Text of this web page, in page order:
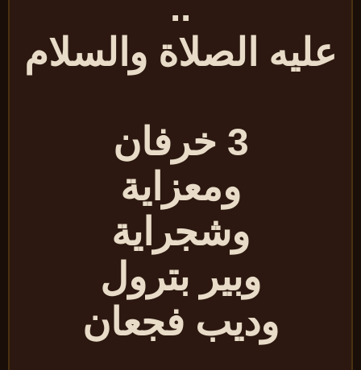
الصلاة والسلام
ومعزاية
وشجراية
وبير بترول
وديب فجعان